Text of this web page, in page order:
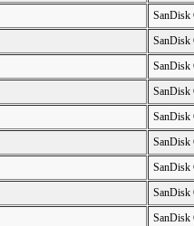
SanDisk
SanDisk
SanDisk
SanDisk
SanDisk
SanDisk
SanDisk
SanDisk
SanDisk